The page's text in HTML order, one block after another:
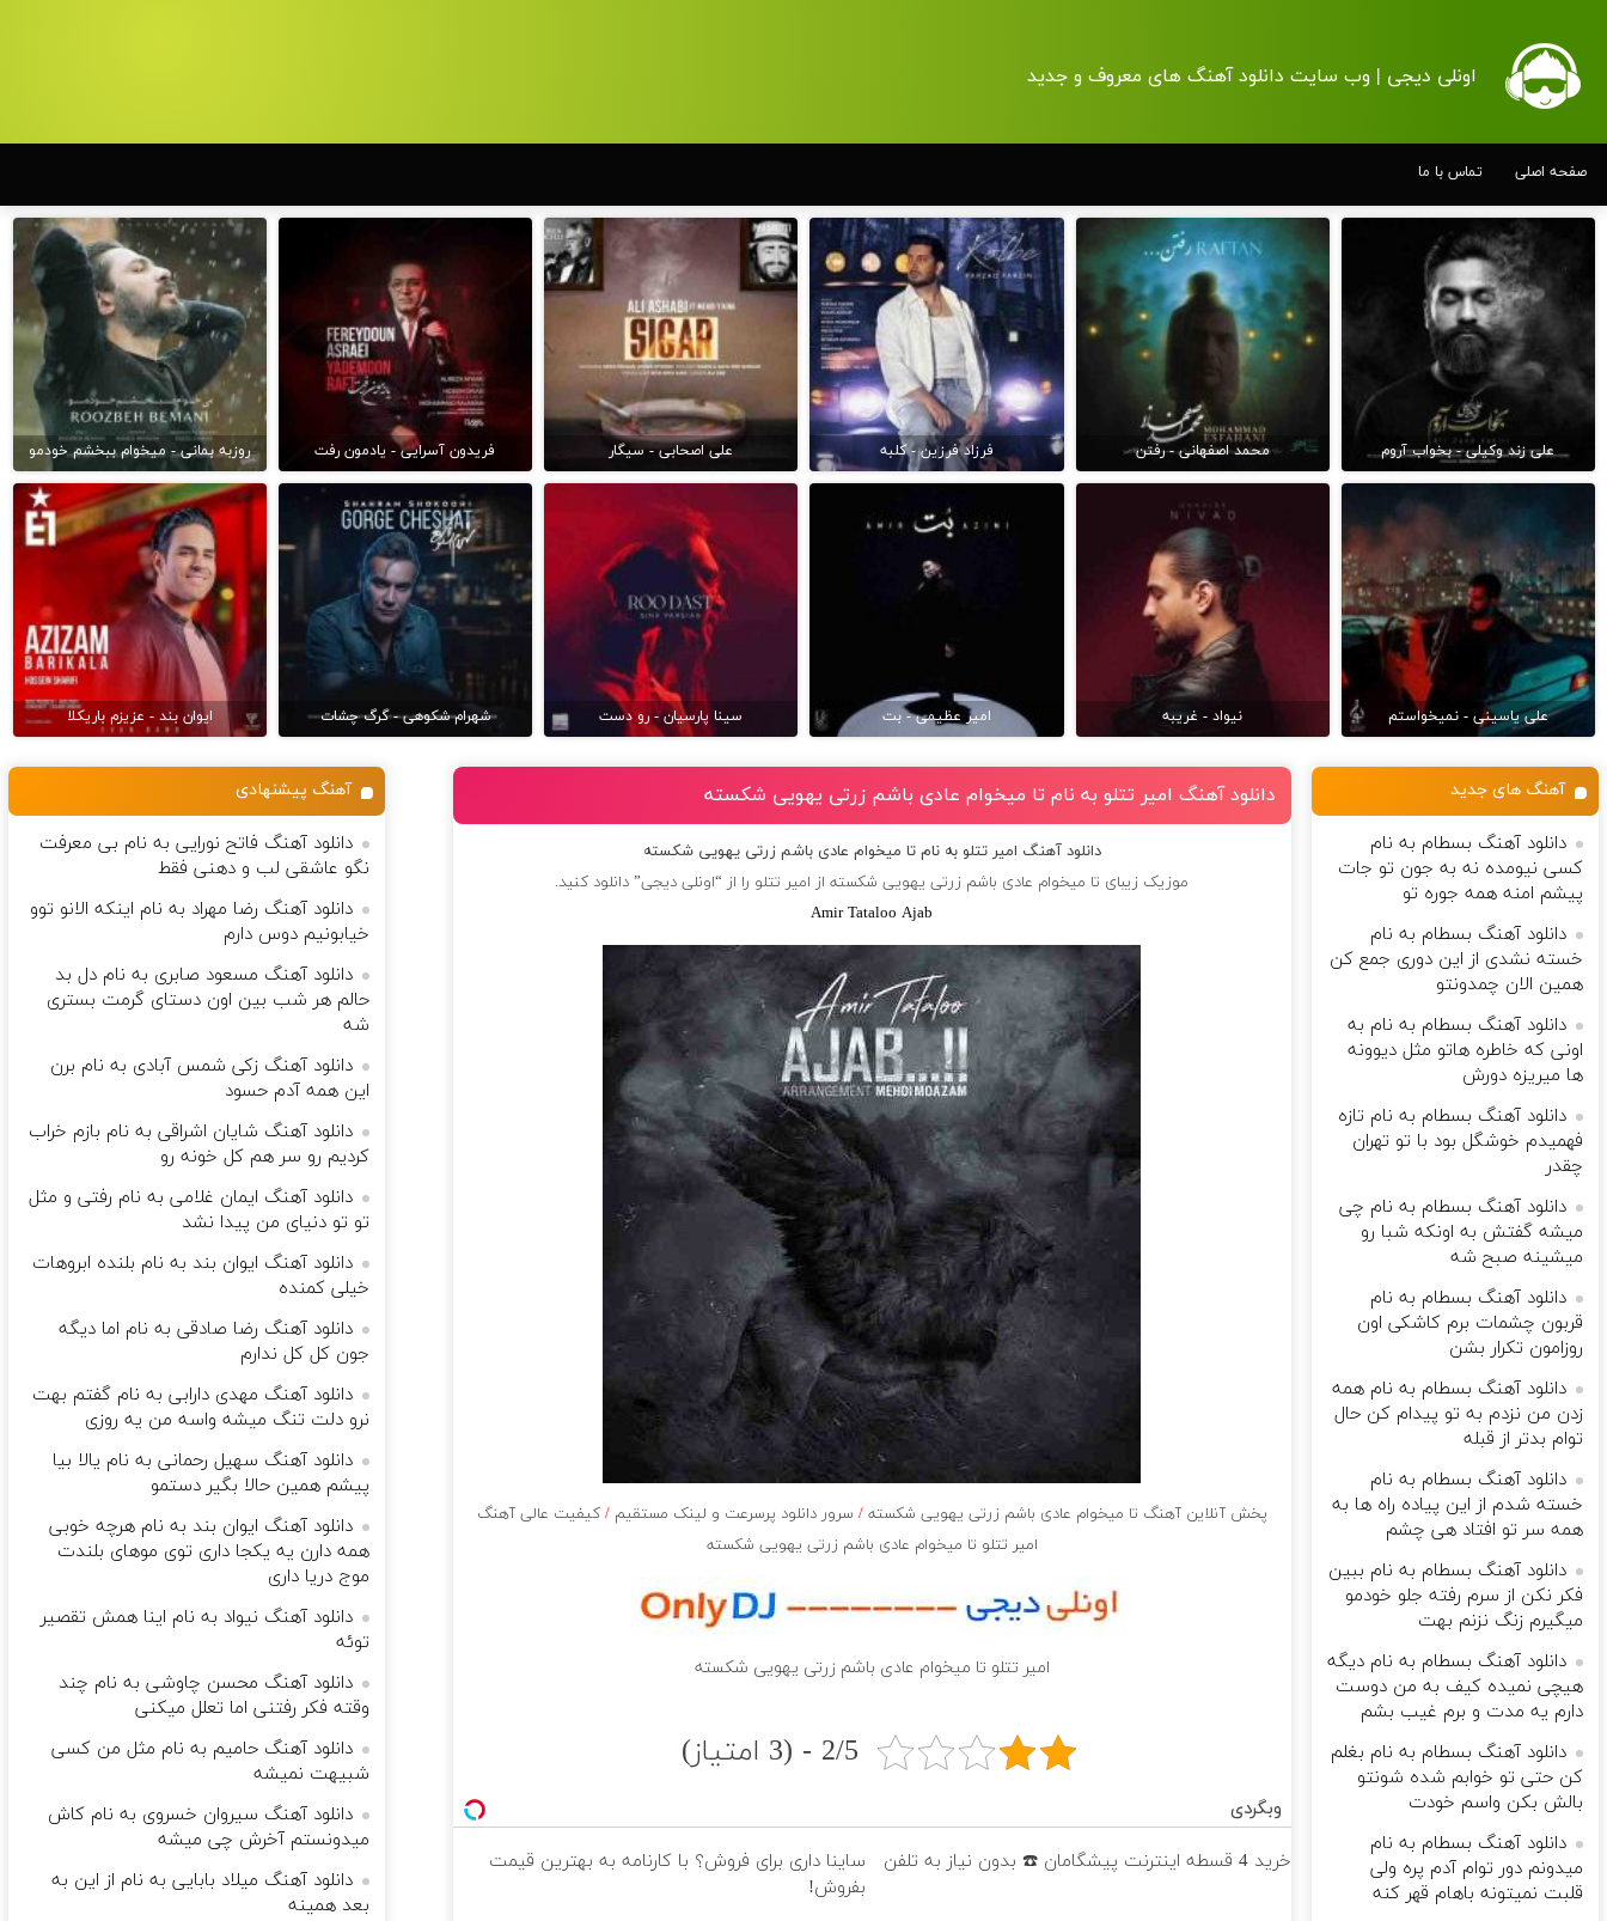
اونلی دیجی | وب سایت دانلود آهنگ های معروف و جدید
صفحه اصلی تماس با ما
علی زند وکیلی - بخواب آروم محمد اصفهانی - رفتن فرزاد فرزین - کلبه علی اصحابی - سیگار فریدون آسرایی - یادمون رفت روزبه بمانی - میخوام ببخشم خودمو
علی یاسینی - نمیخواستم نیواد - غریبه امیر عظیمی - بت سینا پارسیان - رو دست شهرام شکوهی - گرگ چشات ایوان بند - عزیزم باریکلا
دانلود آهنگ امیر تتلو به نام تا میخوام عادی باشم زرتی یهویی شکسته
دانلود آهنگ امیر تتلو به نام تا میخوام عادی باشم زرتی یهویی شکسته
موزیک زیبای تا میخوام عادی باشم زرتی یهویی شکسته از امیر تتلو را از “اونلی دیجی” دانلود کنید.
Amir Tataloo Ajab
پخش آنلاین آهنگ تا میخوام عادی باشم زرتی یهویی شکسته/ سرور دانلود پرسرعت و لینک مستقیم/ کیفیت عالی آهنگ
امیر تتلو تا میخوام عادی باشم زرتی یهویی شکسته
امیر تتلو تا میخوام عادی باشم زرتی یهویی شکسته
2/5 - (3 امتیاز)
وبگردی
خرید 4 قسطه اینترنت پیشگامان ☎️ بدون نیاز به تلفن
ساینا داری برای فروش؟ با کارنامه به بهترین قیمت
بفروش!
آهنگ های جدید
دانلود آهنگ بسطام به نام
کسی نیومده نه به جون تو جات
پیشم امنه همه جوره تو
دانلود آهنگ بسطام به نام
خسته نشدی از این دوری جمع کن
همین الان چمدونتو
دانلود آهنگ بسطام به نام به
اونی که خاطره هاتو مثل دیوونه
ها میریزه دورش
دانلود آهنگ بسطام به نام تازه
فهمیدم خوشگل بود با تو تهران
چقدر
دانلود آهنگ بسطام به نام چی
میشه گفتش به اونکه شبا رو
میشینه صبح شه
دانلود آهنگ بسطام به نام
قربون چشمات برم کاشکی اون
روزامون تکرار بشن
دانلود آهنگ بسطام به نام همه
زدن من نزدم به تو پیدام کن حال
توام بدتر از قبله
دانلود آهنگ بسطام به نام
خسته شدم از این پیاده راه ها به
همه سر تو افتاد هی چشم
دانلود آهنگ بسطام به نام ببین
فکر نکن از سرم رفته جلو خودمو
میگیرم زنگ نزنم بهت
دانلود آهنگ بسطام به نام دیگه
هیچی نمیده کیف به من دوست
دارم یه مدت و برم غیب بشم
دانلود آهنگ بسطام به نام بغلم
کن حتی تو خوابم شده شونتو
بالش بکن واسم خودت
دانلود آهنگ بسطام به نام
میدونم دور توام آدم پره ولی
قلبت نمیتونه باهام قهر کنه
آهنگ پیشنهادی
دانلود آهنگ فاتح نورایی به نام بی معرفت
نگو عاشقی لب‌ و دهنی فقط
دانلود آهنگ رضا مهراد به نام اینکه الانو توو
خیابونیم دوس دارم
دانلود آهنگ مسعود صابری به نام دل بد
حالم هر شب بین اون دستای گرمت بستری
شه
دانلود آهنگ زکی شمس آبادی به نام برن
این همه آدم حسود
دانلود آهنگ شایان اشراقی به نام بازم خراب
کردیم رو سر هم کل خونه رو
دانلود آهنگ ایمان غلامی به نام رﻓﺘﻰ و ﻣﺜﻞ
ﺗﻮ ﺗﻮ دﻧﻴﺎی ﻣﻦ ﭘﻴﺪا ﻧﺸﺪ
دانلود آهنگ ایوان بند به نام ﺑﻠﻨﺪه اﺑﺮوﻫﺎت
ﺧﻴﻠﻰ ﻛﻤﻨﺪه
دانلود آهنگ رضا صادقی به نام اﻣﺎ دﻳﮕﻪ
ﺟﻮن ﻛﻞ ﻛﻞ ﻧﺪارم
دانلود آهنگ مهدی دارابی به نام گفتم بهت
نرو دلت تنگ میشه واسه من یه روزی
دانلود آهنگ سهیل رحمانی به نام یالا بیا
پیشم همین حالا بگیر دستمو
دانلود آهنگ ایوان بند به نام هرچه خوبی
همه دارن یه یکجا داری توی موهای بلندت
موج دریا داری
دانلود آهنگ نیواد به نام اﻳﻨﺎ ﻫﻤﺶ ﺗﻘﺼﻴﺮ
ﺗﻮﺋﻪ
دانلود آهنگ محسن چاوشی به نام ﭼﻨﺪ
وﻗﺘﻪ ﻓﻜﺮ رﻓﺘﻨﻰ اﻣﺎ ﺗﻌﻠﻞ ﻣﻴﻜﻨﻰ
دانلود آهنگ حامیم به نام مثل من کسی
شبیهت نمیشه
دانلود آهنگ سیروان خسروی به نام کاش
میدونستم آخرش چی میشه
دانلود آهنگ میلاد بابایی به نام از این به
بعد همینه